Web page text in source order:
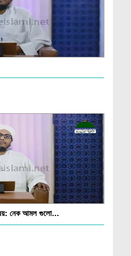
নেক আমল গুলো...